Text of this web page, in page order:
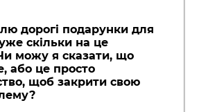
дорогі подарунки для
скільки на це
можу я сказати, що
або це просто
щоб закрити свою